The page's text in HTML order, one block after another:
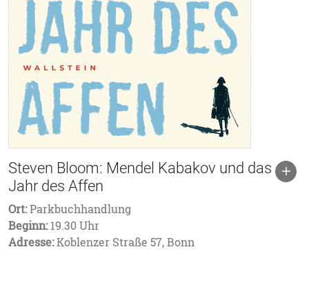
Steven Bloom: Mendel Kabakov und das
Jahr des Affen
Ort:Parkbuchhandlung
Beginn:19.30 Uhr
Adresse:Koblenzer Straße 57, Bonn